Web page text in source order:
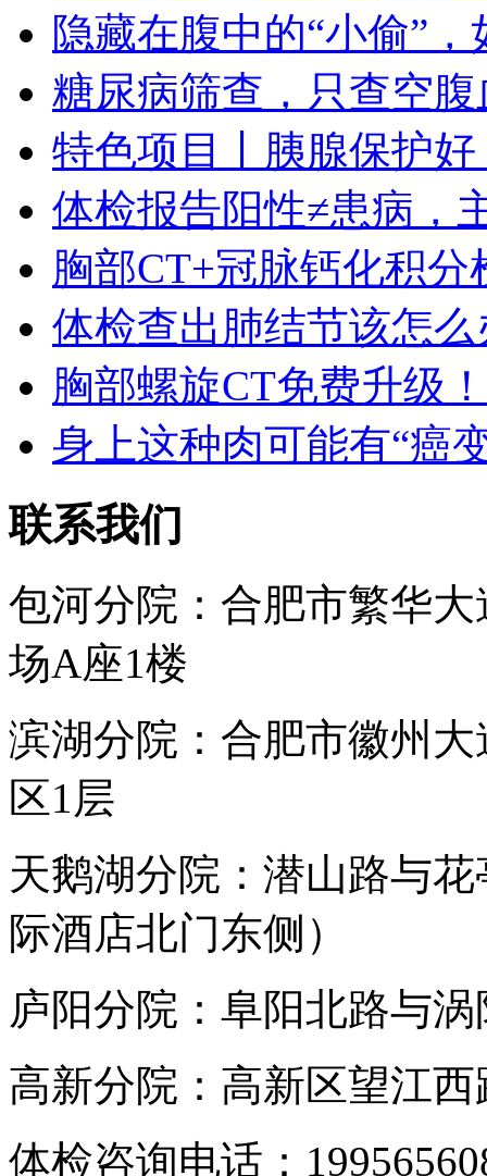
隐藏在腹中的“小偷”
糖尿病筛查，只查空
特色项目丨胰腺保护
体检报告阳性≠患病，
胸部CT+冠脉钙化积
体检查出肺结节该怎
胸部螺旋CT免费升级
身上这种肉可能有“癌
联系我们
包河分院：合肥市繁华
场A座1楼
滨湖分院：合肥市徽州
区1层
天鹅湖分院：潜山路与
际酒店北门东侧）
庐阳分院：阜阳北路与
高新分院：高新区望江
体检咨询电话：